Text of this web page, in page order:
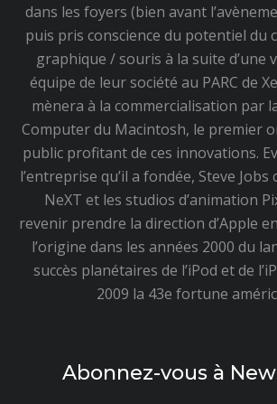
dans les foyers (bien avant
puis pris conscience du potentiel du
graphique / souris à la suite d’une
équipe de leur société au PARC de
mènera à la commercialisation par
Computer du Macintosh, le premier
public profitant de ces innovations.
l’entreprise qu’il a fondée, Steve
NeXT et les studios d’animation
revenir prendre la direction d’Apple
l’origine dans les années 2000 du
succès planétaires de l’iPod et de
2009 la 43e fortune
Abonnez-vous à